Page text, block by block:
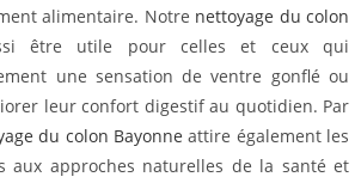
alimentaire. Notre nettoyage du colon
être utile pour celles et ceux qui
une sensation de ventre gonflé ou
leur confort digestif au quotidien. Par
du colon Bayonne attire également les
aux approches naturelles de la santé et